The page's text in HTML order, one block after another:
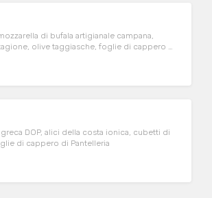
di bufala artigianale campana,
olive taggiasche, foglie di cappero di
greca DOP, alici della costa ionica, cubetti di
di cappero di Pantelleria